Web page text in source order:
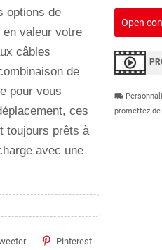
options de
valeur votre
câbles
de
pour vous
ces
toujours prêts à
avec une
Pinterest
Open
local_shipping
promettez